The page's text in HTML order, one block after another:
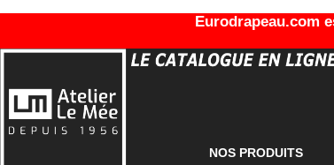
Eurodrapeau.com
NOS PRODUITS